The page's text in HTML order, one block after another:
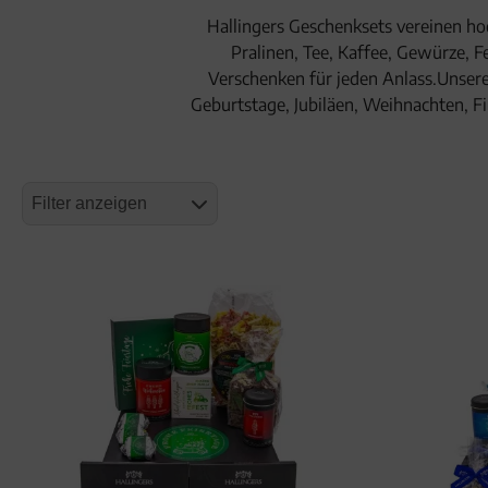
Hallingers Geschenksets vereinen
Pralinen, Tee, Kaffee, Gewürze,
Verschenken für jeden
Geburtstage, Jubiläen, Weihnachten,
Filter anzeigen